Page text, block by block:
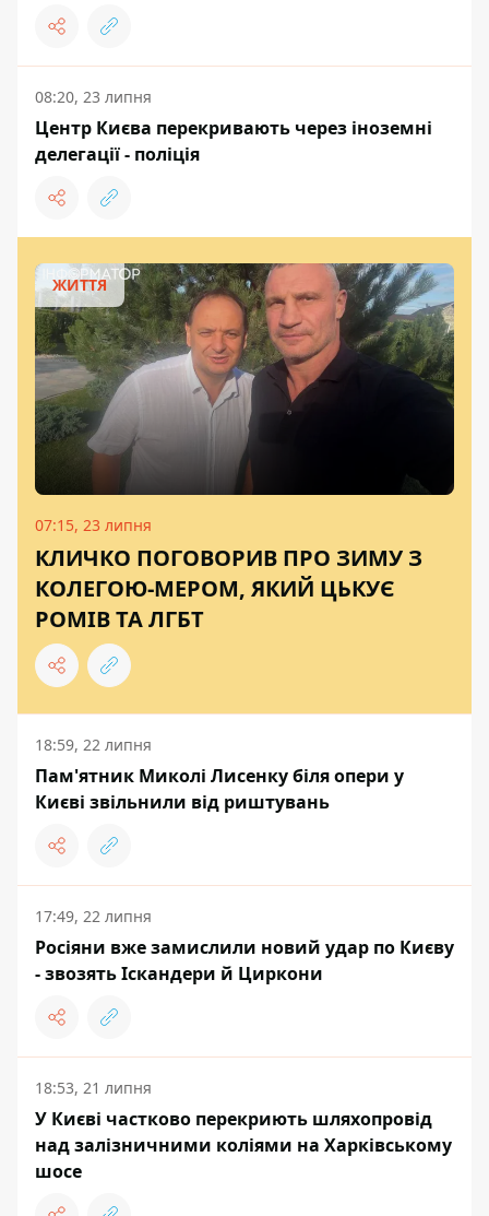
08:20, 23 липня
Центр Києва перекривають через іноземні
делегації - поліція
ЖИТТЯ
07:15, 23 липня
КЛИЧКО ПОГОВОРИВ ПРО ЗИМУ З
КОЛЕГОЮ-МЕРОМ, ЯКИЙ ЦЬКУЄ
РОМІВ ТА ЛГБТ
18:59, 22 липня
Пам'ятник Миколі Лисенку біля опери у
Києві звільнили від риштувань
17:49, 22 липня
Росіяни вже замислили новий удар по Києву
- звозять Іскандери й Циркони
18:53, 21 липня
У Києві частково перекриють шляхопровід
над залізничними коліями на Харківському
шосе